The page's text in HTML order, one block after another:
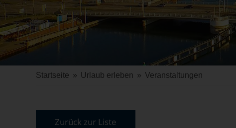
Startseite » Urlaub erleben » Veranstaltungen
Zurück zur Liste